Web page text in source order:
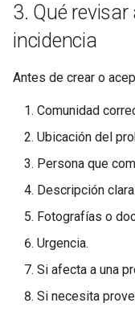
3. Qué
incidencia
Antes de crear o
Comunidad
Ubicación del
Persona que
Descripción clara.
Fotografías o
Urgencia.
Si afecta a una
Si necesita